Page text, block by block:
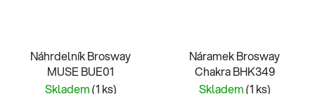
Náhrdelník Brosway
MUSE BUE01
Skladem(1 ks)
Náramek Brosway
Chakra BHK349
Skladem(1 ks)